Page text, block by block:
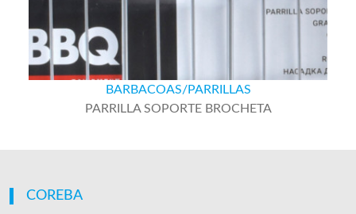
BARBACOAS/PARRILLAS
PARRILLA SOPORTE BROCHETA
COREBA